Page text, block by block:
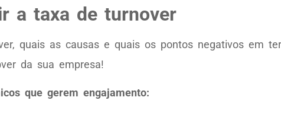
a taxa de turnover
quais as causas e quais os pontos negativos em
da sua empresa!
que gerem engajamento: